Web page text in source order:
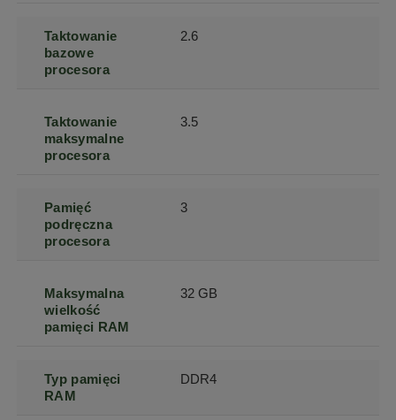
Taktowanie
bazowe
procesora
2.6
Taktowanie
maksymalne
procesora
3.5
Pamięć
podręczna
procesora
3
Maksymalna
wielkość
pamięci RAM
32 GB
Typ pamięci
RAM
DDR4